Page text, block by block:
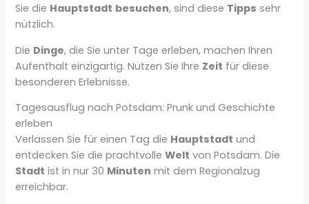
Sie die Hauptstadt besuchen, sind diese Tipps sehr
nützlich.
Die Dinge, die Sie unter Tage erleben, machen Ihren
Aufenthalt einzigartig. Nutzen Sie Ihre Zeit für diese
besonderen Erlebnisse.
Tagesausflug nach Potsdam: Prunk und Geschichte
erleben
Verlassen Sie für einen Tag die Hauptstadt und
entdecken Sie die prachtvolleWelt von Potsdam. Die
Stadt ist in nur 30 Minuten mit dem Regionalzug
erreichbar.